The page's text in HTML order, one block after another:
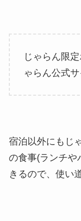
じゃらん限
ゃらん公式
宿泊以外にもじ
の食事(ランチや
きるので、使い